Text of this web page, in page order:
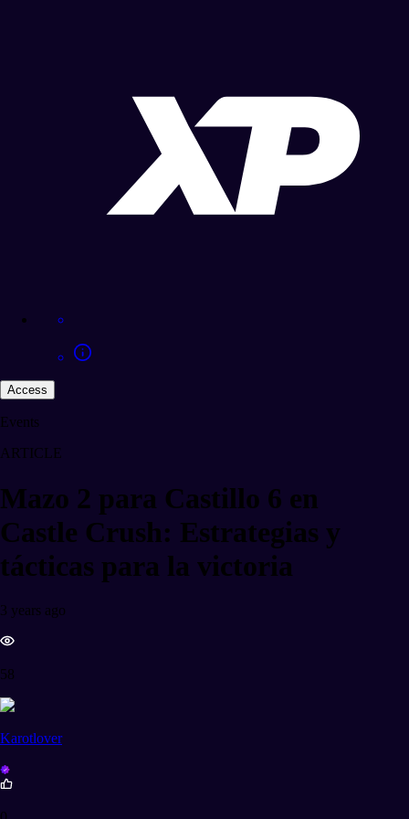
Access
Events
ARTICLE
Mazo 2 para Castillo 6 en
Castle Crush: Estrategias y
tácticas para la victoria
3 years ago
58
Karotlover